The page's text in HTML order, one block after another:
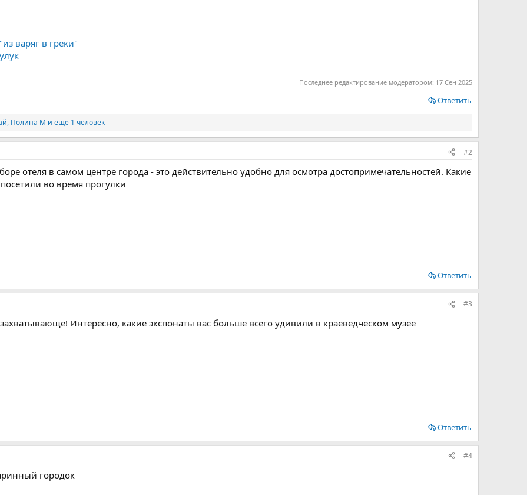
варяг в греки"
Последнее редактирование модератором: 17 Сен 2025
Ответить
, Полина М и ещё 1 человек
#2
отеля в самом центре города - это действительно удобно для осмотра достопримечательностей. Какие
во время прогулки
Ответить
#3
Интересно, какие экспонаты вас больше всего удивили в краеведческом музее
Ответить
#4
городок